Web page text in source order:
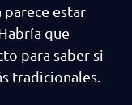
parece estar
que
para saber si
tradicionales.